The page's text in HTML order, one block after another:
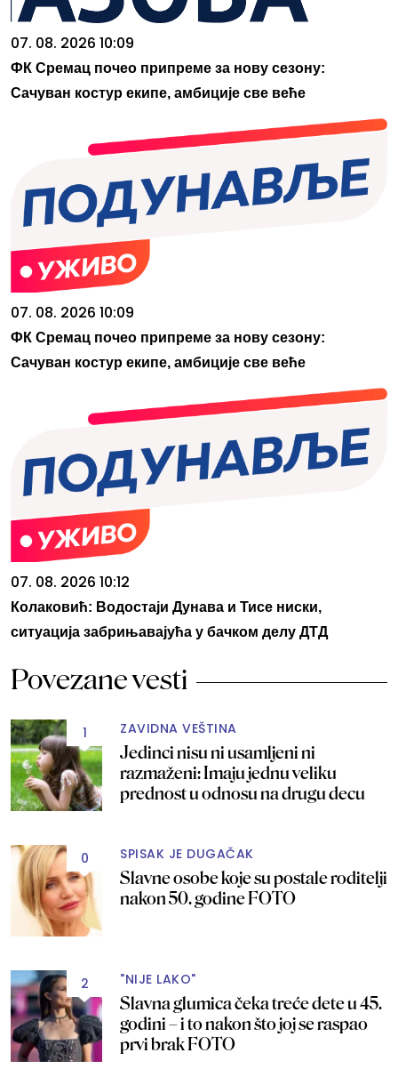
07. 08. 2026 10:09
ФК Сремац почео припреме за нову сезону:
Сачуван костур екипе, амбиције све веће
07. 08. 2026 10:09
ФК Сремац почео припреме за нову сезону:
Сачуван костур екипе, амбиције све веће
07. 08. 2026 10:12
Колаковић: Водостаји Дунава и Тисе ниски,
ситуација забрињавајућа у бачком делу ДТД
Povezane vesti
1 ZAVIDNA VEŠTINA
Jedinci nisu ni usamljeni ni
razmaženi: Imaju jednu veliku
prednost u odnosu na drugu decu
0 SPISAK JE DUGAČAK
Slavne osobe koje su postale roditelji
nakon 50. godine FOTO
2 "NIJE LAKO"
Slavna glumica čeka treće dete u 45.
godini – i to nakon što joj se raspao
prvi brak FOTO